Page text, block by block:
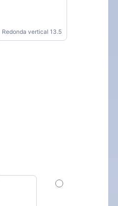
Redonda vertical 13.5